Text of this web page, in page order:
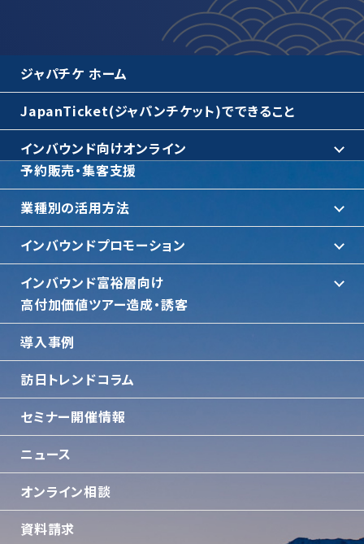
ジャパチケ ホーム
JapanTicket(ジャパンチケット)でできること
インバウンド向けオンライン
予約販売・集客支援
業種別の活用方法
インバウンドプロモーション
インバウンド富裕層向け
⾼付加価値ツアー造成・誘客
導入事例
訪日トレンドコラム
セミナー開催情報
ニュース
オンライン相談
資料請求